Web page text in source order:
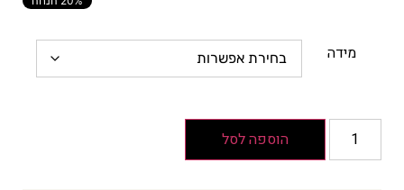
₪878
טווח
מחירים:
מידה
הוספה לסל